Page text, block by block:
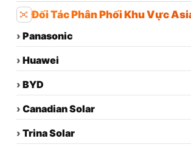
Đối Tác Phân Phối Khu Vực
› Panasonic
› Huawei
› BYD
› Canadian Solar
› Trina Solar